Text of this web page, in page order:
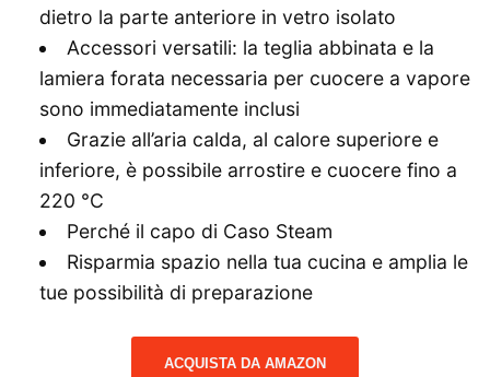
dietro la parte anteriore in vetro isolato
Accessori versatili: la teglia abbinata e la
lamiera forata necessaria per cuocere a vapore
sono immediatamente inclusi
Grazie all’aria calda, al calore superiore e
inferiore, è possibile arrostire e cuocere fino a
220 °C
Perché il capo di Caso Steam
Risparmia spazio nella tua cucina e amplia le
tue possibilità di preparazione
ACQUISTA DA AMAZON